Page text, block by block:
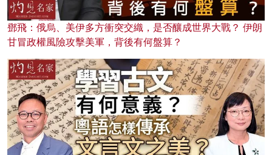
鄧飛：俄烏、美伊多方衝突交織，是否釀成世界大戰？ 伊朗
甘冒政權風險攻擊美軍，背後有何盤算？